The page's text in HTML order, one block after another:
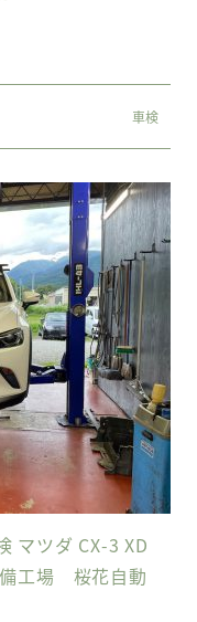
車検
マツダ CX-3 XD
工場 桜花自動